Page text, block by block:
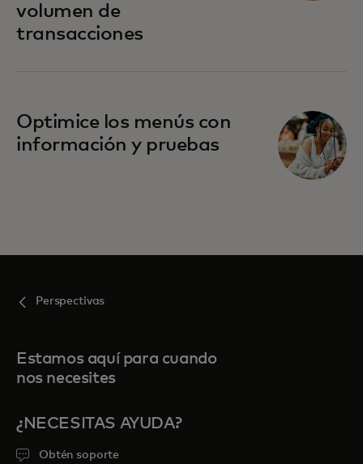
volumen de
transacciones
Optimice los menús con
información y pruebas
Perspectivas
Estamos aquí para cuando
nos necesites
¿NECESITAS AYUDA?
Obtén soporte